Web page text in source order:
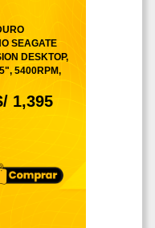
1,395
SEAGATE
DESKTOP,
5400RPM,